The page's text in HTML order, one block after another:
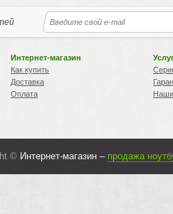
Интернет-магазин
Как купить
Доставка
Оплата
© Интернет-магазин – продажа